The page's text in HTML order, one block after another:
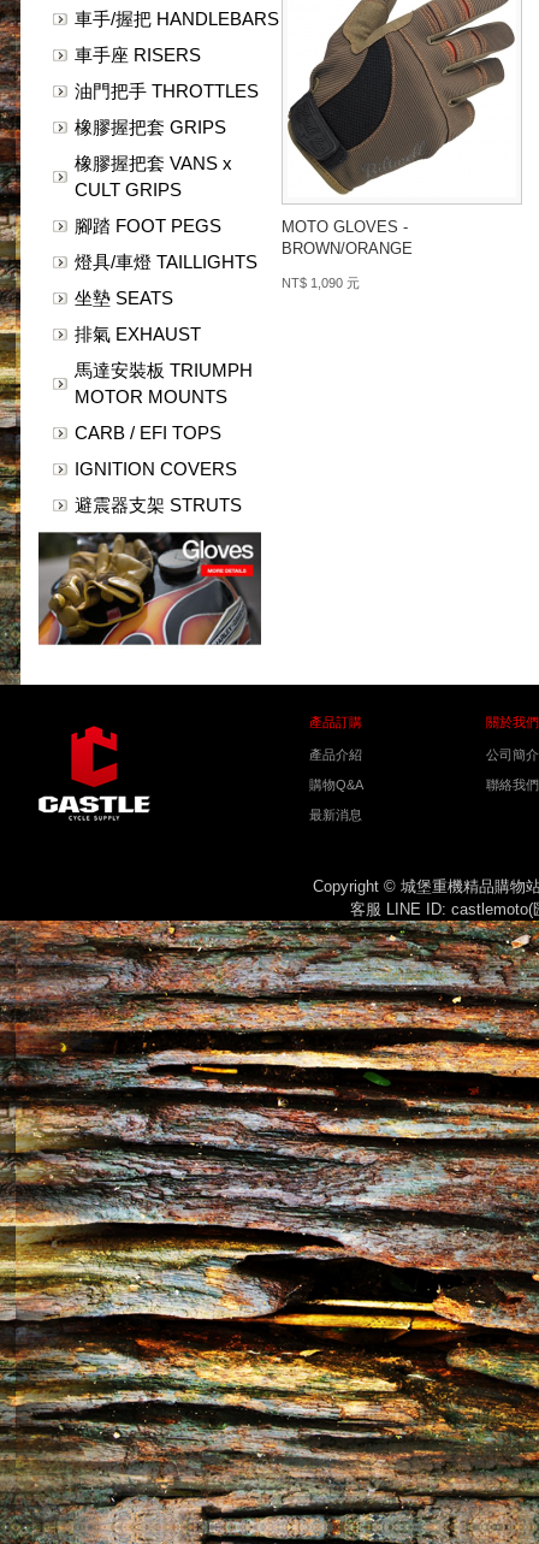
車手/握把 HANDLEBARS
車手座 RISERS
油門把手 THROTTLES
橡膠握把套 GRIPS
橡膠握把套 VANS x
CULT GRIPS
腳踏 FOOT PEGS
燈具/車燈 TAILLIGHTS
坐墊 SEATS
排氣 EXHAUST
馬達安裝板 TRIUMPH
MOTOR MOUNTS
CARB / EFI TOPS
IGNITION COVERS
避震器支架 STRUTS
MOTO GLOVES -
BROWN/ORANGE
NT$ 1,090 元
產品訂購 關於我們
產品介紹
購物Q&A
最新消息
公司簡介
聯絡我們
Copyright © 城堡重機精品購物
客服 LINE ID: